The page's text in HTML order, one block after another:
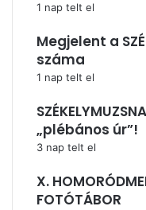
1 nap telt el
Megjelent a
száma
1 nap telt el
„plébános úr”!
3 nap telt el
X.
FOTÓTÁBOR